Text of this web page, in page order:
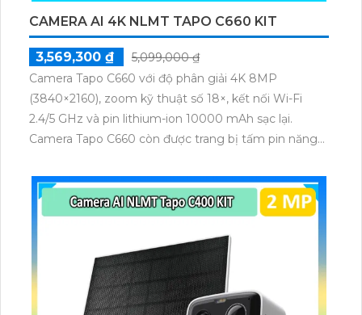
CAMERA AI 4K NLMT TAPO C660 KIT
3,569,300 ₫
5,099,000 ₫
Camera Tapo C660 với độ phân giải 4K 8MP
(3840×2160), zoom kỹ thuật số 18×, kết nối Wi-Fi
2.4/5 GHz và pin lithium-ion 10000 mAh sạc lại.
Camera Tapo C660 còn được trang bị tấm pin năng
thú cưng, phương tiện, lưu trữ thẻ microSD tối đa 512
GB.